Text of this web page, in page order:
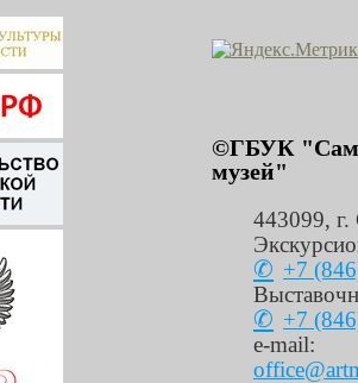
©ГБУК
музей"
443099, г.
+7
+7
e-mail: